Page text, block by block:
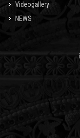
Videogallery
NEWS